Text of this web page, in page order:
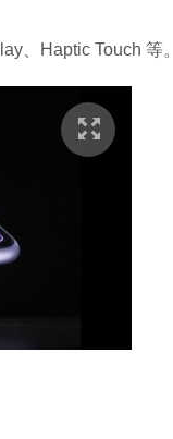
、Haptic Touch 等。